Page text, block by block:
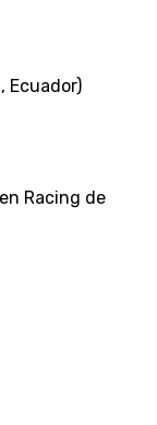
Ecuador)
Racing de